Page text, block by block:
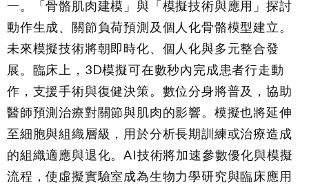
一。「骨骼肌肉建模」與「模擬技術與應用」探討
動作生成、關節負荷預測及個人化骨骼模型建立。
未來模擬技術將朝即時化、個人化與多元整合發
展。臨床上，3D模擬可在數秒內完成患者行走動
作，支援手術與復健決策。數位分身將普及，協助
醫師預測治療對關節與肌肉的影響。模擬也將延伸
至細胞與組織層級，用於分析長期訓練或治療造成
的組織適應與退化。AI技術將加速參數優化與模擬
流程，使虛擬實驗室成為生物力學研究與臨床應用